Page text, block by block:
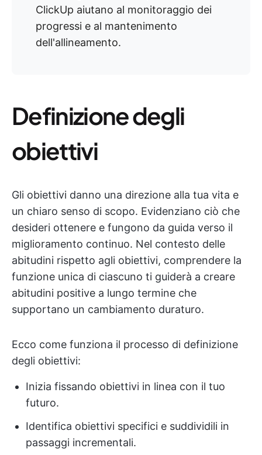
ClickUp aiutano al monitoraggio dei
progressi e al mantenimento
dell'allineamento.
Definizione degli
obiettivi
Gli obiettivi danno una direzione alla tua vita e
un chiaro senso di scopo. Evidenziano ciò che
desideri ottenere e fungono da guida verso il
miglioramento continuo. Nel contesto delle
abitudini rispetto agli obiettivi, comprendere la
funzione unica di ciascuno ti guiderà a creare
abitudini positive a lungo termine che
supportano un cambiamento duraturo.
Ecco come funziona il processo di definizione
degli obiettivi:
Inizia fissando obiettivi in linea con il tuo
futuro.
Identifica obiettivi specifici e suddividili in
passaggi incrementali.